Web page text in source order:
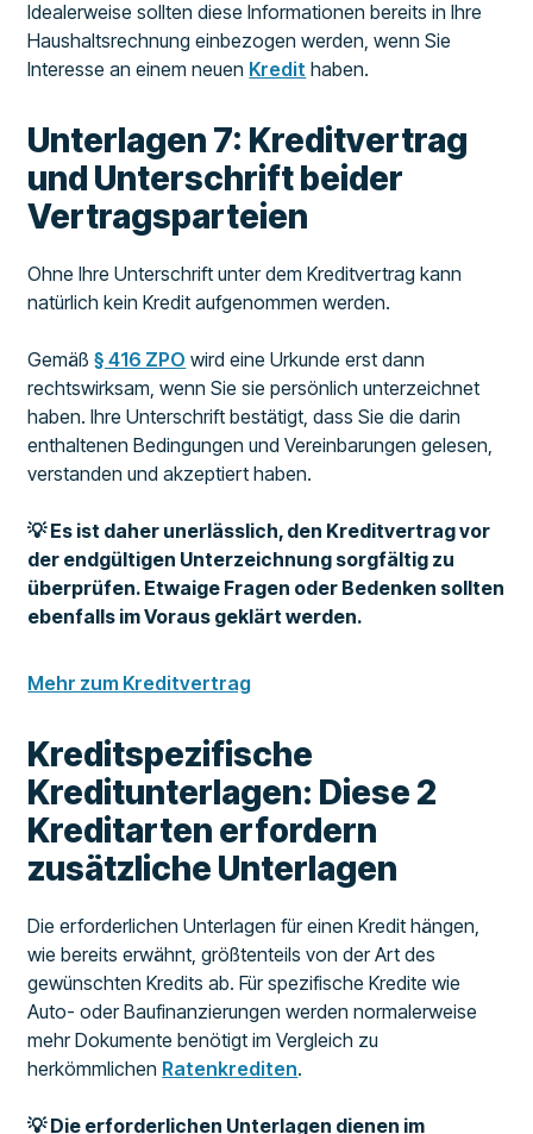
Idealerweise sollten diese Informationen bereits in Ihre
Haushaltsrechnung einbezogen werden, wenn Sie
Interesse an einem neuen Kredit haben.
Unterlagen 7: Kreditvertrag
und Unterschrift beider
Vertragsparteien
Ohne Ihre Unterschrift unter dem Kreditvertrag kann
natürlich kein Kredit aufgenommen werden.
Gemäß§ 416 ZPO wird eine Urkunde erst dann
rechtswirksam, wenn Sie sie persönlich unterzeichnet
haben. Ihre Unterschrift bestätigt, dass Sie die darin
enthaltenen Bedingungen und Vereinbarungen gelesen,
verstanden und akzeptiert haben.
💡 Es ist daher unerlässlich, den Kreditvertrag vor
der endgültigen Unterzeichnung sorgfältig zu
überprüfen. Etwaige Fragen oder Bedenken sollten
ebenfalls im Voraus geklärt werden.
Mehr zum Kreditvertrag
Kreditspezifische
Kreditunterlagen: Diese 2
Kreditarten erfordern
zusätzliche Unterlagen
Die erforderlichen Unterlagen für einen Kredit hängen,
wie bereits erwähnt, größtenteils von der Art des
gewünschten Kredits ab. Für spezifische Kredite wie
Auto- oder Baufinanzierungen werden normalerweise
mehr Dokumente benötigt im Vergleich zu
herkömmlichen Ratenkrediten.
💡 Die erforderlichen Unterlagen dienen im